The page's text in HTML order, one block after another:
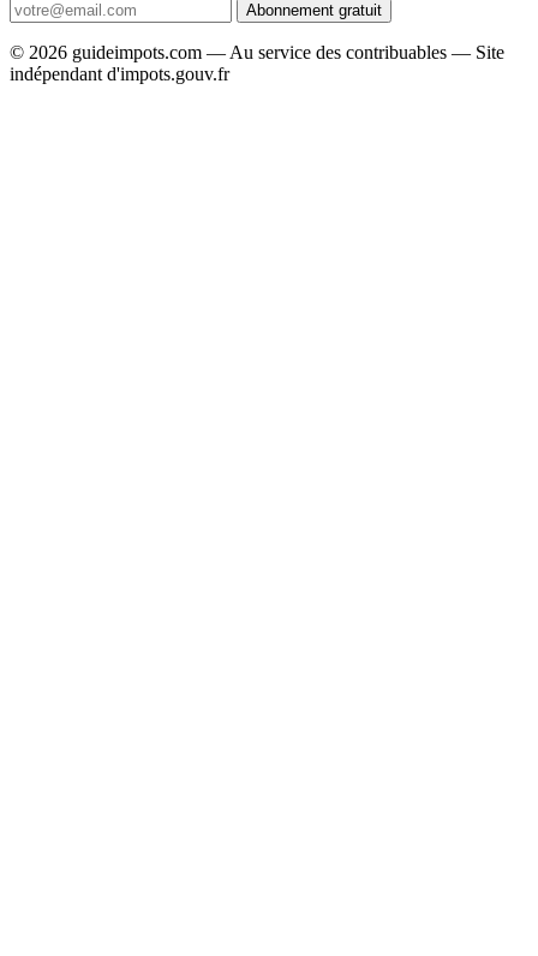
Abonnement gratuit
© 2026 guideimpots.com — Au service des contribuables — Site
indépendant d'impots.gouv.fr